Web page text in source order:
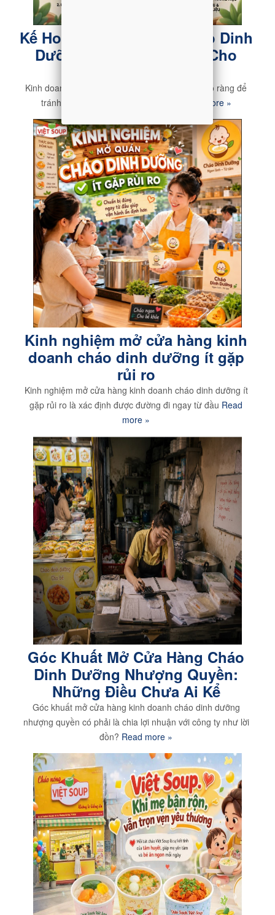
Kế Hoạch Kinh Doanh Cháo Dinh
Dưỡng Chi Tiết Từ A - Z Cho
Kinh doanh cháo dinh dưỡng cần có kế hoạch rõ ràng để
tránh đầu tư lãng phí, lâu hoàn vốn
Read more »
Kinh nghiệm mở cửa hàng kinh
doanh cháo dinh dưỡng ít gặp
rủi ro
Kinh nghiệm mở cửa hàng kinh doanh cháo dinh dưỡng ít
gặp rủi ro là xác định được đường đi ngay từ đầu Read
more »
Góc Khuất Mở Cửa Hàng Cháo
Dinh Dưỡng Nhượng Quyền:
Những Điều Chưa Ai Kể
Góc khuất mở cửa hàng kinh doanh cháo dinh dưỡng
nhượng quyền có phải là chia lợi nhuận với công ty như lời
đồn? Read more »